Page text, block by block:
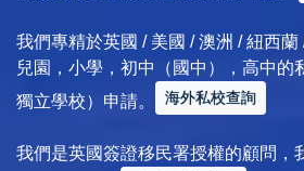
我們專精於英國 / 美國 / 澳洲 / 紐西
兒園，小學，初中（國中），高中的
獨立學校）申請。
海外私校查詢
我們是英國簽證移民署授權的顧問，